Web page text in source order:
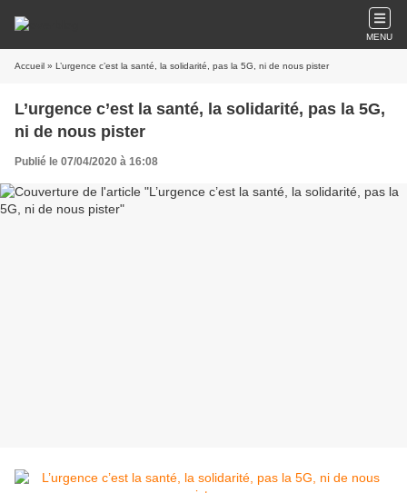
MENU
Accueil » L’urgence c’est la santé, la solidarité, pas la 5G, ni de nous pister
L’urgence c’est la santé, la solidarité, pas la 5G,
ni de nous pister
Publié le 07/04/2020 à 16:08